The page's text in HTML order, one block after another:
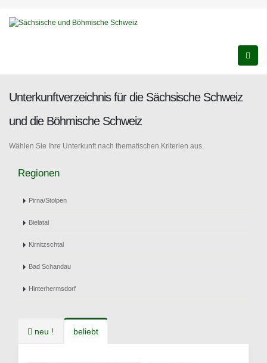
Unterkunftverzeichnis für die Sächsische Schweiz
und die Böhmische Schweiz
Wählen Sie Ihre Unterkunft nach thematischen Kriterien aus.
Regionen
Pirna/Stolpen
Bielatal
Kirnitzschtal
Bad Schandau
Hinterhermsdorf
neu ! beliebt